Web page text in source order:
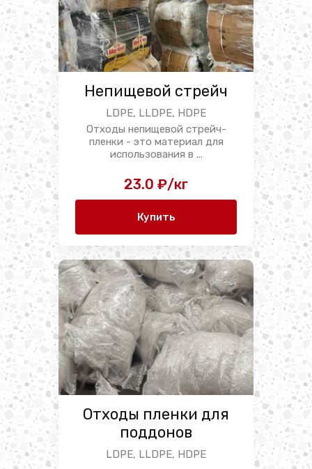
Непищевой стрейч
LDPE, LLDPE, HDPE
Отходы непищевой стрейч-
пленки - это материал для
использования в ...
23.0 ₽/кг
Купить
Отходы пленки для
поддонов
LDPE, LLDPE, HDPE